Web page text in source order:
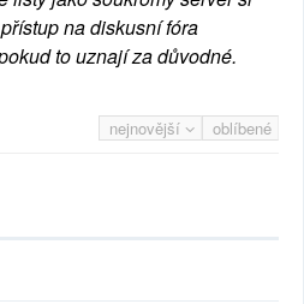
na diskusní fóra
to uznají za důvodné.
nejnovější oblíbené